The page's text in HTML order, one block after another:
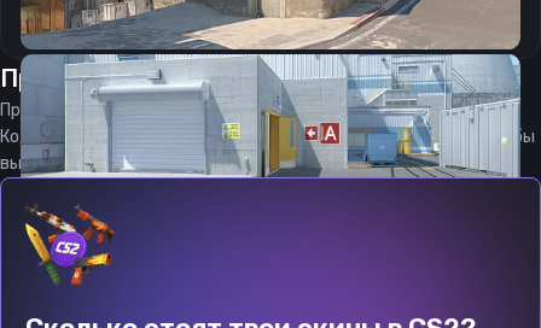
Скопировать
Прицеларунот08.08.2026
Прицел arun является актуальным на
08.08.2026
Код прицела
CS 2 стараемся еженедельно обновлять, чтобы
вы могли играть с актуальными настройками игрока.